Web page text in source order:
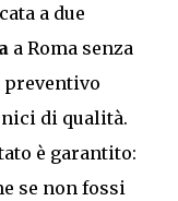
a due
a Roma senza
preventivo
di qualità.
è garantito:
se non fossi